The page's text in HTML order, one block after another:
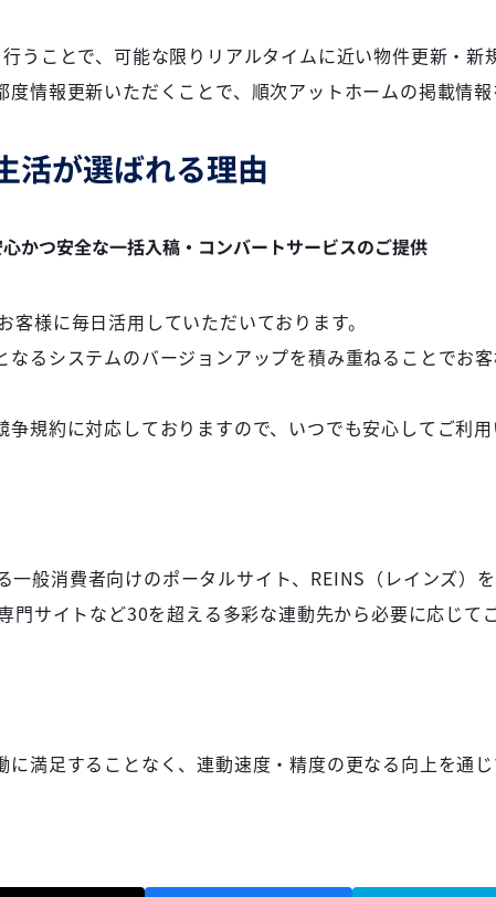
うことで、可能な限りリアルタイムに近い物件更新・新
情報更新いただくことで、順次アットホームの掲載情
活が選ばれる理由
かつ安全な一括入稿・コンバートサービスのご提供
様に毎日活用していただいております。
なるシステムのバージョンアップを積み重ねることでお
争規約に対応しておりますので、いつでも安心してご利
般消費者向けのポータルサイト、REINS（レインズ）
門サイトなど30を超える多彩な連動先から必要に応じて
に満足することなく、連動速度・精度の更なる向上を通